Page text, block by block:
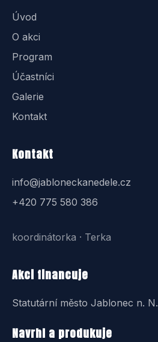
Úvod
O akci
Program
Účastníci
Galerie
Kontakt
Kontakt
info@jabloneckanedele.cz
+420 775 580 386
koordinátorka · Terka
Akci financuje
Statutární město Jablonec n. N.
Navrhl a produkuje